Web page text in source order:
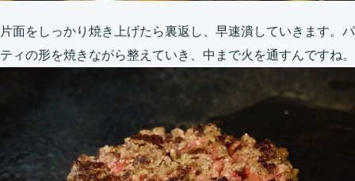
片面をしっかり焼き上げたら裏返し、早速潰していきます。パ
ティの形を焼きながら整えていき、中まで火を通すんですね。